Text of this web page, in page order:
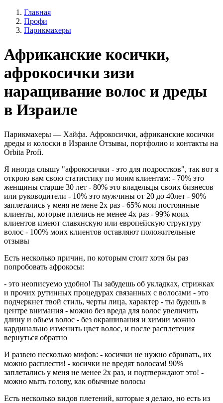
Главная
Профи
Парикмахеры
Африканские косички,
афрокосички зизи
наращивание волос и дреды
в Израиле
Парикмахеры — Хайфа. Афрокосички, африканские косички
дреды и колоски в Израиле Отзывы, портфолио и контакты на
Orbita Profi.
Я иногда слышу "афрокосички - это для подростков", так вот я
открою вам свою статистику по моим клиентам: - 70% это
женщины старше 30 лет - 80% это владельцы своих бизнесов
или руководители - 10% это мужчины от 20 до 40лет - 90%
заплетались у меня не мене 2х раз - 65% мои постоянные
клиенты, которые плелись не менее 4х раз - 99% моих
клиентов имеют славянскую или европейскую структуру
волос - 100% моих клиентов оставляют положительные
отзывы
Есть несколько причин, по которым стоит хотя бы раз
попробовать афрокосы:
- это неописуемо удобно! Ты забудешь об укладках, стрижках
и прочих рутинных процедурах связанных с волосами - это
подчеркнет твой стиль, черты лица, характер - ты будешь в
центре внимания - можно без вреда для волос увеличить
длину и обьем волос - без окрашивания и химии можно
кардинально изменить цвет волос, и после расплетения
вернуться обратно
И развею несколько мифов: - косички не нужно сбривать, их
можно расплести! - косички не вредят волосам! 90%
заплетались у меня не менее 2х раз, и подтверждают это! -
можно мыть голову, как обычные волосы
Есть несколько видов плетений, которые я делаю, но есть из